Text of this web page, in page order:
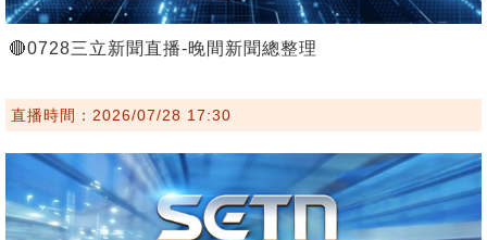
🔴0728三立新聞直播-晚間新聞總整理
直播時間：2026/07/28 17:30